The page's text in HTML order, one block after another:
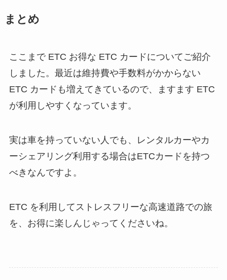
まとめ
ここまで ETC お得な ETC カードについてご紹介
しました。最近は維持費や手数料がかからない
ETC カードも増えてきているので、ますます ETC
が利用しやすくなっています。
実は車を持っていない人でも、レンタルカーやカ
ーシェアリング利用する場合はETCカードを持つ
べきなんですよ。
ETC を利用してストレスフリーな高速道路での旅
を、お得に楽しんじゃってくださいね。